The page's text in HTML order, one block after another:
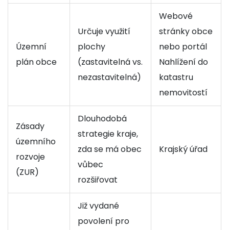
Územní
plán obce
Určuje využití
plochy
(zastavitelná vs.
nezastavitelná)
Webové
stránky obce
nebo portál
Nahlížení do
katastru
nemovitostí
Zásady
územního
rozvoje
(ZUR)
Dlouhodobá
strategie kraje,
zda se má obec
vůbec
rozšiřovat
Krajský úřad
Již vydané
povolení pro